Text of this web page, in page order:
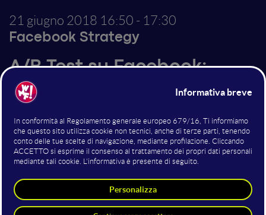
21 giugno 2018 16:50 - 17:30
Facebook Strategy
A/B Test su Facebook:
come (e quando ha senso)
utilizzarli
Dal manuale all'automatico con i nuovi a/b test nativi,
le creatività dinamiche e ottimizzazioni del budget, la
piattaforma di Adv mette a disposizione sempre più
strumenti per sperimentare. Vediamo, attraverso
esempi pratici, quando, cosa e come dobbiamo testare
nelle campagne pubblicitarie su Facebook.